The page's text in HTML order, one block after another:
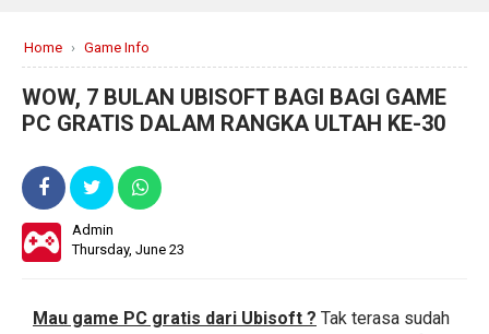
Home › Game Info
WOW, 7 BULAN UBISOFT BAGI BAGI GAME
PC GRATIS DALAM RANGKA ULTAH KE-30
Admin
Thursday, June 23
Mau game PC gratis dari Ubisoft ? Tak terasa sudah